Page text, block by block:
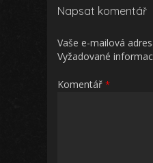
Napsat komentář
Vaše e-mailová
Vyžadované
Komentář *